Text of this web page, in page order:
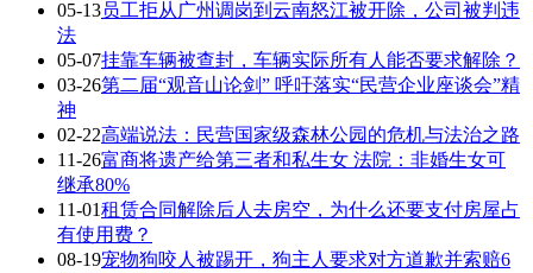
05-13员工拒从广州调岗到云南怒江被开除，公司被判违
法
05-07挂靠车辆被查封，车辆实际所有人能否要求解除？
03-26第二届“观音山论剑” 呼吁落实“民营企业座谈会”精
神
02-22高端说法：民营国家级森林公园的危机与法治之路
11-26富商将遗产给第三者和私生女 法院：非婚生女可
继承80%
11-01租赁合同解除后人去房空，为什么还要支付房屋占
有使用费？
08-19宠物狗咬人被踢开，狗主人要求对方道歉并索赔6